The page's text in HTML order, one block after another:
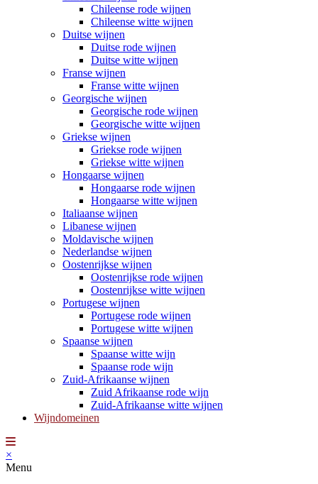
Chileense rode wijnen
Chileense witte wijnen
Duitse wijnen
Duitse rode wijnen
Duitse witte wijnen
Franse wijnen
Franse witte wijnen
Georgische wijnen
Georgische rode wijnen
Georgische witte wijnen
Griekse wijnen
Griekse rode wijnen
Griekse witte wijnen
Hongaarse wijnen
Hongaarse rode wijnen
Hongaarse witte wijnen
Italiaanse wijnen
Libanese wijnen
Moldavische wijnen
Nederlandse wijnen
Oostenrijkse wijnen
Oostenrijkse rode wijnen
Oostenrijkse witte wijnen
Portugese wijnen
Portugese rode wijnen
Portugese witte wijnen
Spaanse wijnen
Spaanse witte wijn
Spaanse rode wijn
Zuid-Afrikaanse wijnen
Zuid Afrikaanse rode wijn
Zuid-Afrikaanse witte wijnen
Wijndomeinen
×
Menu